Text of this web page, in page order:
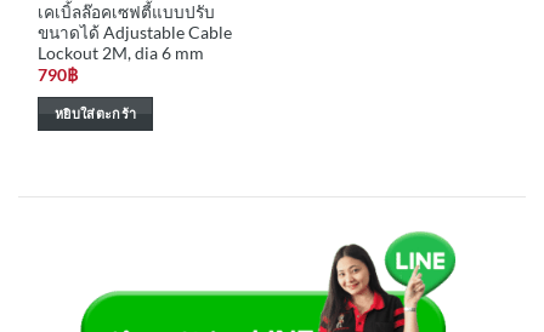
เคเบิ้ลล๊อคเซฟตี้แบบปรับ
ขนาดได้ Adjustable Cable
Lockout 2M, dia 6 mm
790฿
หยิบใส่ตะกร้า